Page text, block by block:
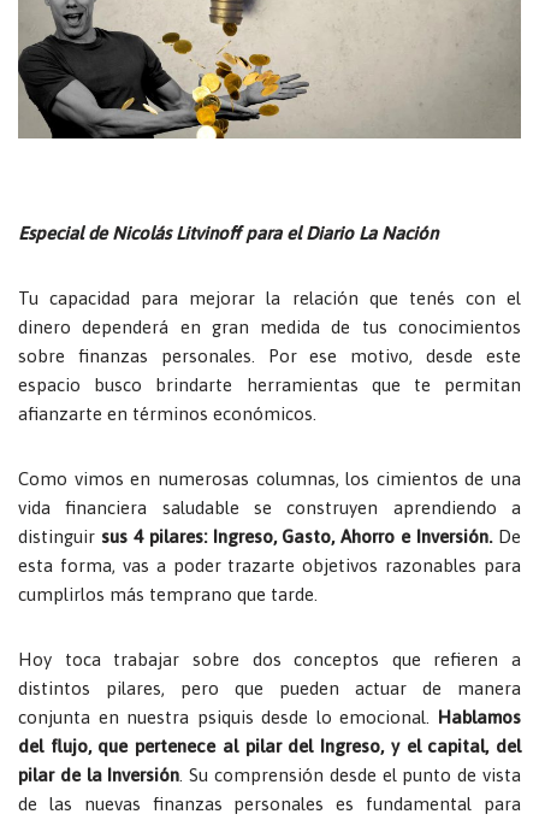
Especial de Nicolás Litvinoff para el Diario La Nación
Tu capacidad para mejorar la relación que tenés con el
dinero dependerá en gran medida de tus conocimientos
sobre finanzas personales. Por ese motivo, desde este
espacio busco brindarte herramientas que te permitan
afianzarte en términos económicos.
Como vimos en numerosas columnas, los cimientos de una
vida financiera saludable se construyen aprendiendo a
distinguir sus 4 pilares: Ingreso, Gasto, Ahorro e Inversión.De
esta forma, vas a poder trazarte objetivos razonables para
cumplirlos más temprano que tarde.
Hoy toca trabajar sobre dos conceptos que refieren a
distintos pilares, pero que pueden actuar de manera
conjunta en nuestra psiquis desde lo emocional. Hablamos
del flujo, que pertenece al pilar del Ingreso, y el capital, del
pilar de la Inversión . Su comprensión desde el punto de vista
de las nuevas finanzas personales es fundamental para